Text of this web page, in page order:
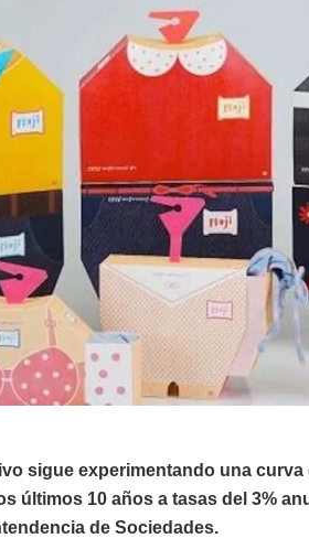
sigue experimentando una
últimos 10 años a tasas del 3%
de Sociedades.